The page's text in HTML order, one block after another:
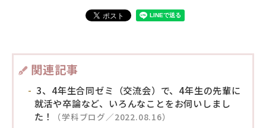
関連記事
3、4年生合同ゼミ（交流会）で、4年生の先輩に
就活や卒論など、いろんなことをお伺いしまし
た！
（学科ブログ／2022.08.16）